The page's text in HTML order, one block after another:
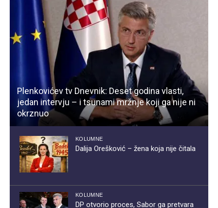
Plenkovićev tv Dnevnik: Deset godina vlasti,
jedan intervju – i tsunami mržnje koji ga nije ni
okrznuo
KOLUMNE
Dalija Orešković – žena koja nije čitala
KOLUMNE
DP otvorio proces, Sabor ga pretvara